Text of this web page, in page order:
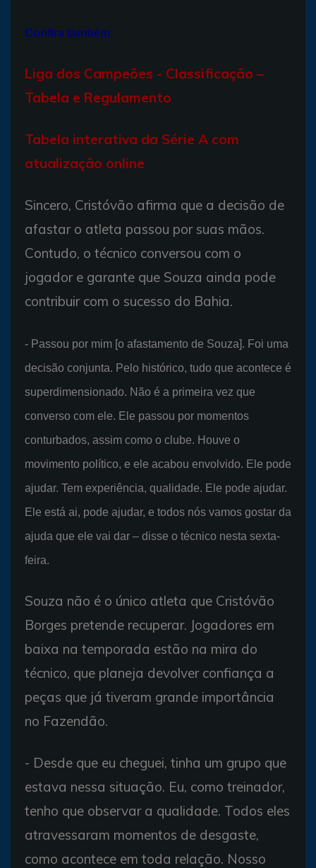
Confira também:
Liga dos Campeões - Classificação –
Tabela e Regulamento
Tabela interativa da Série A com
atualização online
Sincero, Cristóvão afirma que a decisão de
afastar o atleta passou por suas mãos.
Contudo, o técnico conversou com o
jogador e garante que Souza ainda pode
contribuir com o sucesso do Bahia.
- Passou por mim [o afastamento de Souza]. Foi uma
decisão conjunta. Pelo histórico, tudo que acontece é
superdimensionado. Não é a primeira vez que
converso com ele. Ele passou por momentos
conturbados, assim como o clube. Houve o
movimento político, e ele acabou envolvido. Ele pode
ajudar. Tem experiência, qualidade. Ele pode ajudar.
Ele está ai, pode ajudar, e todos nós vamos gostar da
ajuda que ele vai dar – disse o técnico nesta sexta-
feira.
Souza não é o único atleta que Cristóvão
Borges pretende recuperar. Jogadores em
baixa na temporada estão na mira do
técnico, que planeja devolver confiança a
peças que já tiveram grande importância
no Fazendão.
- Desde que eu cheguei, tinha um grupo que
estava nessa situação. Eu, como treinador,
tenho que observar a qualidade. Todos eles
atravessaram momentos de desgaste,
como acontece em toda relação. Nosso